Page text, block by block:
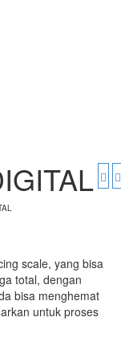
scale, yang bisa
total, dengan
bisa menghemat
untuk proses